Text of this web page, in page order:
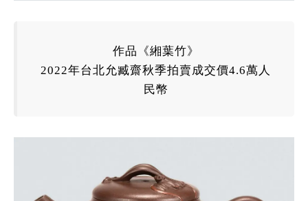
作品《緗葉竹》
2022年台北允臧齋秋季拍賣成交價4.6萬人
民幣